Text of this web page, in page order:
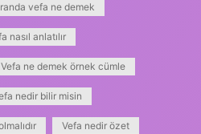
vefa ne demek
nasıl anlatılır
Vefa ne demek örnek cümle
nedir bilir misin
Vefa nedir özet